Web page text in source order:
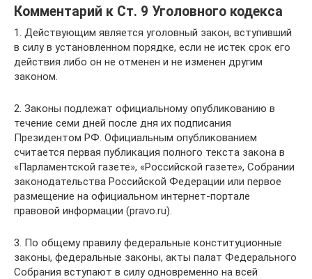
Комментарий к Ст. 9 Уголовного кодекса
1. Действующим является уголовный закон, вступивший
в силу в установленном порядке, если не истек срок его
действия либо он не отменен и не изменен другим
законом.
2. Законы подлежат официальному опубликованию в
течение семи дней после дня их подписания
Президентом РФ. Официальным опубликованием
считается первая публикация полного текста закона в
«Парламентской газете», «Российской газете», Собрании
законодательства Российской Федерации или первое
размещение на официальном интернет-портале
правовой информации (pravo.ru).
3. По общему правилу федеральные конституционные
законы, федеральные законы, акты палат Федерального
Собрания вступают в силу одновременно на всей